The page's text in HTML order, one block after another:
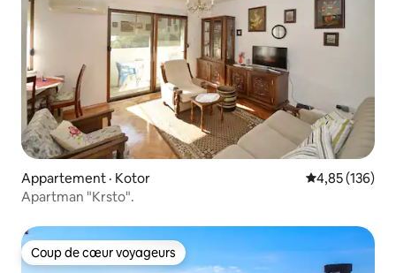
Appartement · Kotor Note
4,85 (136)
Apartman "Krsto".
Coup de cœur voyageurs
Coup de cœur voyageurs